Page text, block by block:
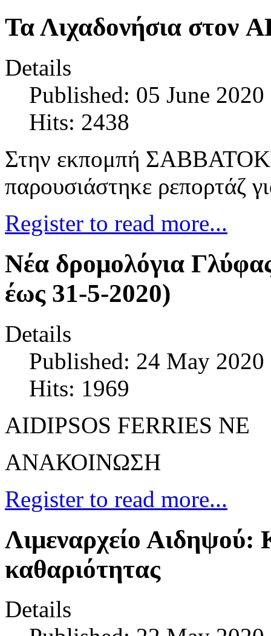
Τα Λιχαδονήσια στον
Details
Published: 05 June 2020
Hits: 2438
Στην εκπομπή
παρουσιάστηκε ρεπορτάζ
Register to read more...
Νέα δρομολόγια
έως 31-5-2020)
Details
Published: 24 May 2020
Hits: 1969
AIDIPSOS FERRIES NE
ΑΝΑΚΟΙΝΩΣΗ
Register to read more...
Λιμεναρχείο Αιδηψού:
καθαριότητας
Details